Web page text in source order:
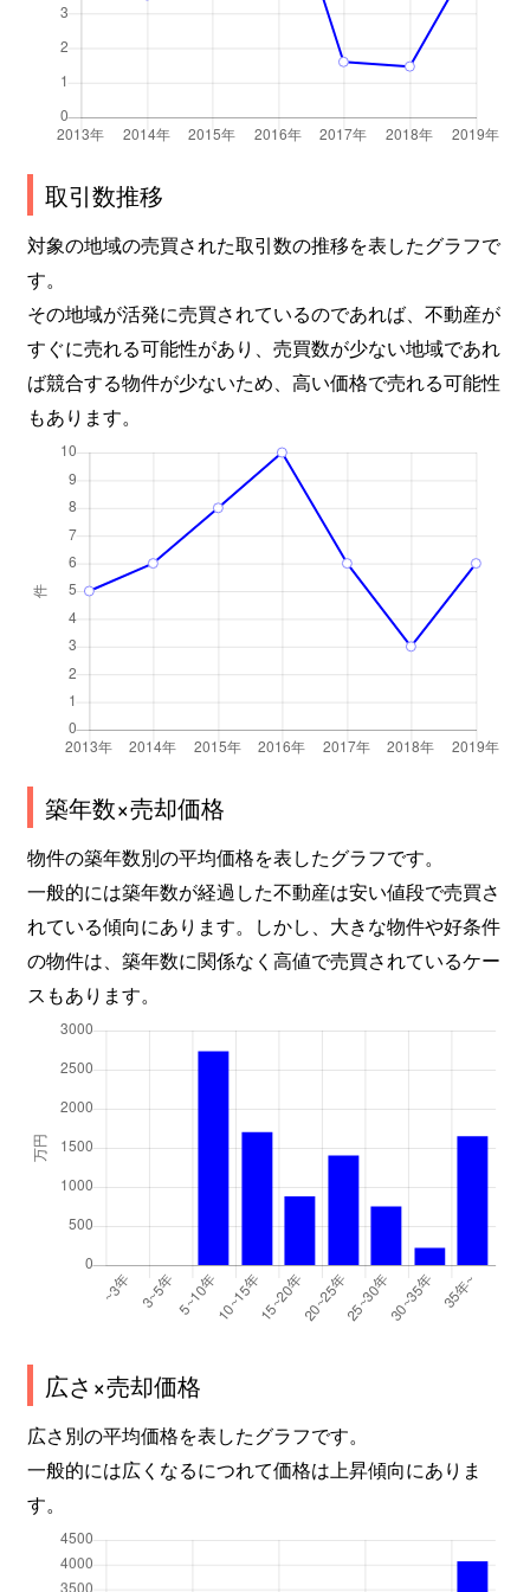
取引数推移
対象の地域の売買された取引数の推移を表したグラフで
す。
その地域が活発に売買されているのであれば、不動産が
すぐに売れる可能性があり、売買数が少ない地域であれ
ば競合する物件が少ないため、高い価格で売れる可能性
もあります。
築年数×売却価格
物件の築年数別の平均価格を表したグラフです。
一般的には築年数が経過した不動産は安い値段で売買さ
れている傾向にあります。しかし、大きな物件や好条件
の物件は、築年数に関係なく高値で売買されているケー
スもあります。
広さ×売却価格
広さ別の平均価格を表したグラフです。
一般的には広くなるにつれて価格は上昇傾向にありま
す。